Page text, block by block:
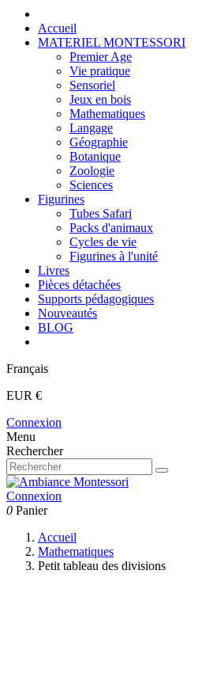
Accueil
MATERIEL MONTESSORI
Premier Age
Vie pratique
Sensoriel
Jeux en bois
Mathematiques
Langage
Géographie
Botanique
Zoologie
Sciences
Figurines
Tubes Safari
Packs d'animaux
Cycles de vie
Figurines à l'unité
Livres
Pièces détachées
Supports pédagogiques
Nouveautés
BLOG
Français
EUR €
Connexion
Menu
Rechercher
Connexion
0 Panier
Accueil
Mathematiques
Petit tableau des divisions